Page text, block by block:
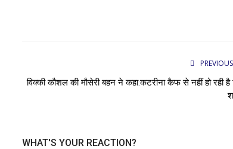
विक्की कौशल की मौसेरी बहन ने कहा:कटरीना कैफ से नहीं हो रही है
WHAT'S YOUR REACTION?